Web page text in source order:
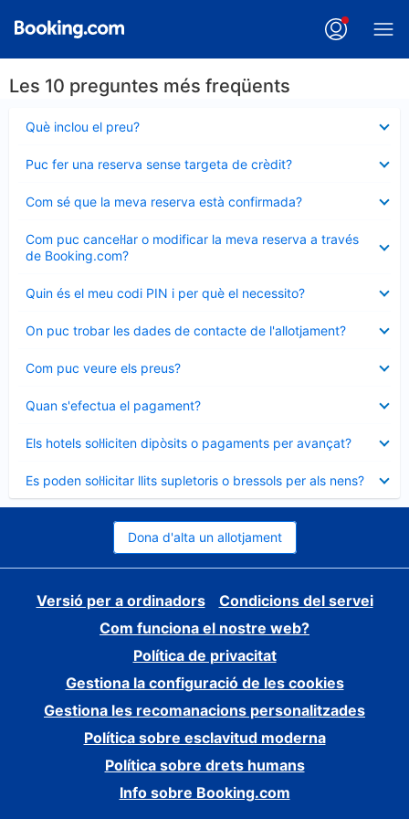
Les 10 preguntes més freqüents
Què inclou el preu?
tancat
Puc fer una reserva sense targeta de crèdit?
tancat
Com sé que la meva reserva està confirmada?
tancat
Com puc cancel·lar o modificar la meva reserva a través
de Booking.com?
tancat
Quin és el meu codi PIN i per què el necessito?
tancat
On puc trobar les dades de contacte de l'allotjament?
tancat
Com puc veure els preus?
tancat
Quan s'efectua el pagament?
tancat
Els hotels sol·liciten dipòsits o pagaments per avançat?
tancat
Es poden sol·licitar llits supletoris o bressols per als nens?
tancat
Dona d'alta un allotjament
Versió per a ordinadors
Condicions del servei
Com funciona el nostre web?
Política de privacitat
Gestiona la configuració de les cookies
Gestiona les recomanacions personalitzades
Política sobre esclavitud moderna
Política sobre drets humans
Info sobre Booking.com